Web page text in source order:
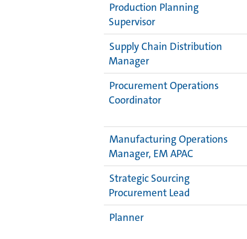
Production Planning
Supervisor
Supply Chain Distribution
Manager
Procurement Operations
Coordinator
Manufacturing Operations
Manager, EM APAC
Strategic Sourcing
Procurement Lead
Planner